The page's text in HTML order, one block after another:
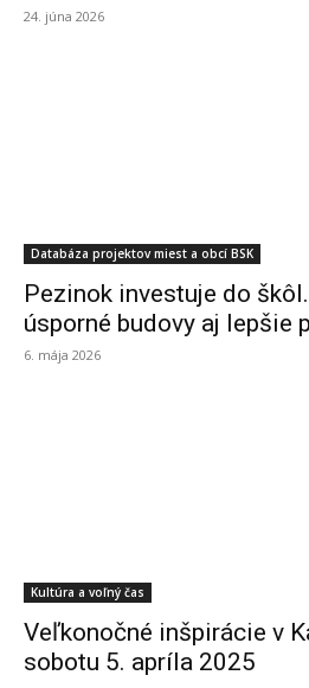
24. júna 2026
Databáza projektov miest a obcí BSK
Pezinok investuje do
úsporné budovy aj lepšie
6. mája 2026
Kultúra a voľný čas
Veľkonočné inšpirácie v
sobotu 5. apríla 2025